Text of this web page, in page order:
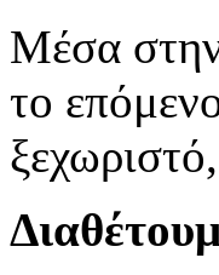
Μέσα
το